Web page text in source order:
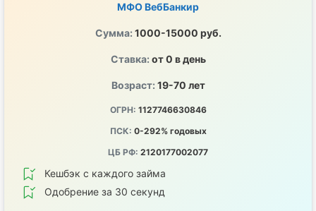
МФО ВебБанкир
Сумма: 1000-15000 руб.
Ставка: от 0 в день
Возраст: 19-70 лет
ОГРН: 1127746630846
ПСК: 0-292% годовых
ЦБ РФ: 2120177002077
Кешбэк с каждого займа
Одобрение за 30 секунд